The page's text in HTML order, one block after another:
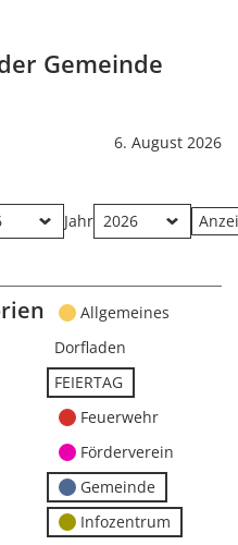
Gemeinde
6. August 2026
Jahr
Allgemeines
Dorfladen
FEIERTAG
Feuerwehr
Förderverein
Gemeinde
Infozentrum